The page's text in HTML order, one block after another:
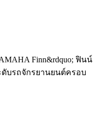
Finn&rdquo; ฟินน์
บรถจักรยานยนต์ครอบ